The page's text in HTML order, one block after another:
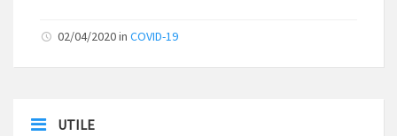
02/04/2020 in COVID-19
UTILE